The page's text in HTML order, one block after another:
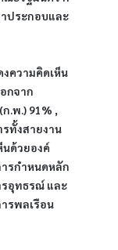
ประกอบและ
ความคิดเห็น
กจาก
.พ.) 91% ,
ทั้งสายงาน
ด้วยองค์
รกำหนดหลัก
รอุทธรณ์ และ
รพลเรือน